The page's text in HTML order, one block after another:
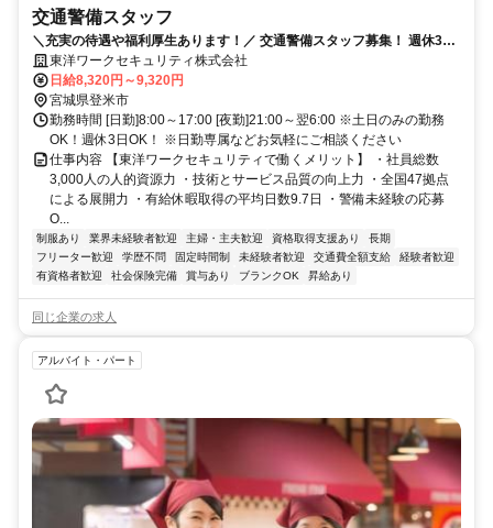
交通警備スタッフ
＼充実の待遇や福利厚生あります！／ 交通警備スタッフ募集！ 週休3日
OK！幅広い年代活躍中！
東洋ワークセキュリティ株式会社
日給8,320円～9,320円
宮城県登米市
勤務時間 [日勤]8:00～17:00 [夜勤]21:00～翌6:00 ※土日のみの勤務
OK！週休3日OK！ ※日勤専属などお気軽にご相談ください
仕事内容 【東洋ワークセキュリティで働くメリット】 ・社員総数
3,000人の人的資源力 ・技術とサービス品質の向上力 ・全国47拠点
による展開力 ・有給休暇取得の平均日数9.7日 ・警備未経験の応募
O...
制服あり 業界未経験者歓迎 主婦・主夫歓迎 資格取得支援あり
長期
フリーター歓迎
学歴不問 固定時間制 未経験者歓迎 交通費全額支給
経験者歓迎
有資格者歓迎
社会保険完備 賞与あり ブランクOK 昇給あり
同じ企業の求人
アルバイト・パート